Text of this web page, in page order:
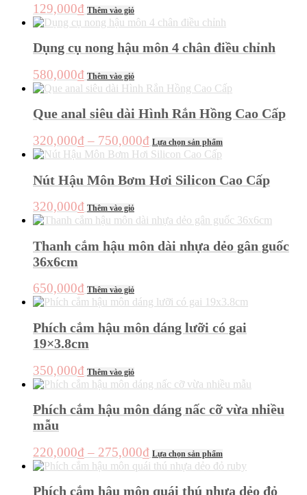
129,000₫ Thêm vào giỏ
Dụng cụ nong hậu môn 4 chân điều chỉnh
580,000₫ Thêm vào giỏ
Que anal siêu dài Hình Rắn Hồng Cao Cấp
320,000₫ – 750,000₫Khoảng
giá:
320,000₫
750,000₫
Lựa chọn sản phẩm
có
nhiều
thể.
Các
chọn
chọn
trang
sản
Nút Hậu Môn Bơm Hơi Silicon Cao Cấp
320,000₫ Thêm vào giỏ
Thanh cắm hậu môn dài nhựa dẻo gân guốc
36x6cm
650,000₫ Thêm vào giỏ
Phích cắm hậu môn dáng lưỡi có gai
19×3.8cm
350,000₫ Thêm vào giỏ
Phích cắm hậu môn dáng nấc cỡ vừa nhiều
mẫu
220,000₫ – 275,000₫Khoảng
giá:
Lựa chọn sản phẩm
phẩm
này
có
Phích cắm hậu môn quái thú nhựa dẻo đỏ